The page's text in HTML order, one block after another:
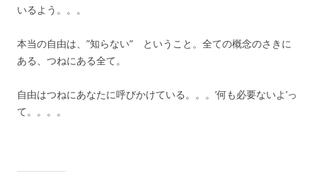
いるよう。。。
本当の自由は、”知らない” ということ。全ての概念のさきに
ある、つねにある全て。
自由はつねにあなたに呼びかけている。。。’何も必要ないよ’っ
て。。。。